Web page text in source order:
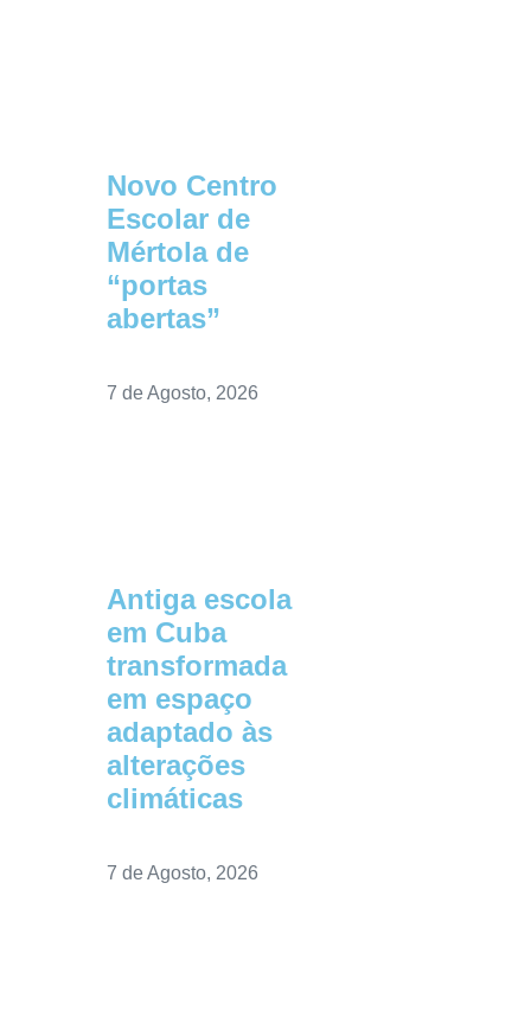
Novo Centro
Escolar de
Mértola de
“portas
abertas”
7 de Agosto, 2026
Antiga escola
em Cuba
transformada
em espaço
adaptado às
alterações
climáticas
7 de Agosto, 2026